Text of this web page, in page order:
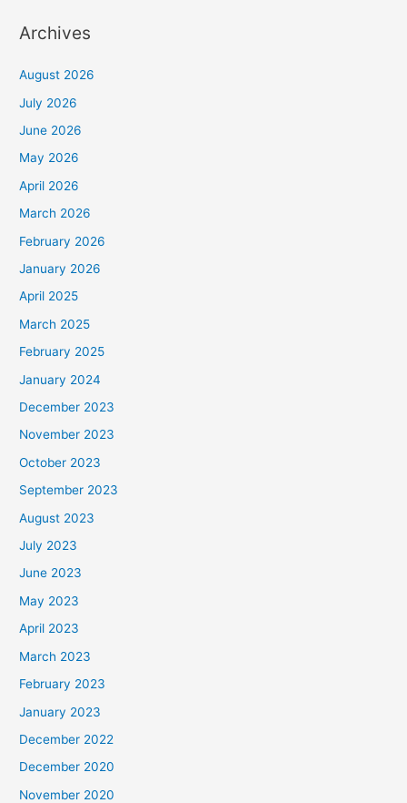
Archives
August 2026
July 2026
June 2026
May 2026
April 2026
March 2026
February 2026
January 2026
April 2025
March 2025
February 2025
January 2024
December 2023
November 2023
October 2023
September 2023
August 2023
July 2023
June 2023
May 2023
April 2023
March 2023
February 2023
January 2023
December 2022
December 2020
November 2020